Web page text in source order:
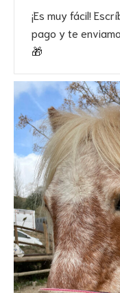
¡Es muy fácil!
pago y te
🎁